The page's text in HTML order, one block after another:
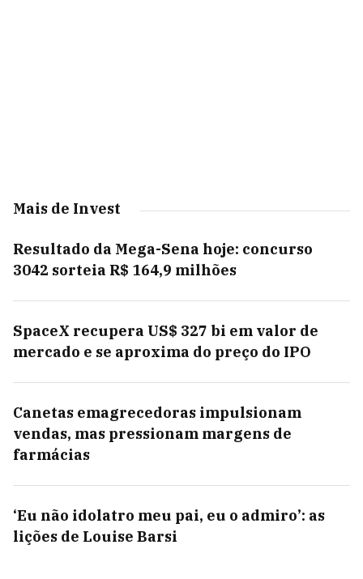
Mais de Invest
Resultado da Mega-Sena hoje: concurso
3042 sorteia R$ 164,9 milhões
SpaceX recupera US$ 327 bi em valor de
mercado e se aproxima do preço do IPO
Canetas emagrecedoras impulsionam
vendas, mas pressionam margens de
farmácias
‘Eu não idolatro meu pai, eu o admiro’: as
lições de Louise Barsi